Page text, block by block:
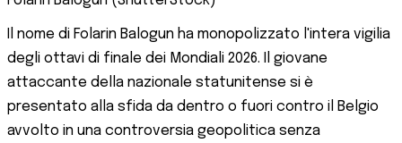
Il nome di Folarin Balogun ha monopolizzato l'intera vigilia
degli ottavi di finale dei Mondiali 2026. Il giovane
attaccante della nazionale statunitense si è
presentato alla sfida da dentro o fuori contro il Belgio
avvolto in una controversia geopolitica senza